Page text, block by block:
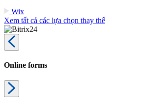
Wix
Xem tất cả các lựa chọn thay thế
Online forms